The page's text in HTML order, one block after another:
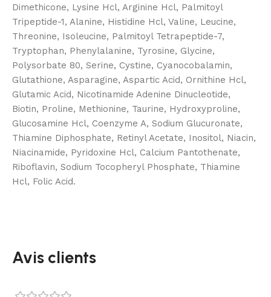
Dimethicone, Lysine Hcl, Arginine Hcl, Palmitoyl
Tripeptide-1, Alanine, Histidine Hcl, Valine, Leucine,
Threonine, Isoleucine, Palmitoyl Tetrapeptide-7,
Tryptophan, Phenylalanine, Tyrosine, Glycine,
Polysorbate 80, Serine, Cystine, Cyanocobalamin,
Glutathione, Asparagine, Aspartic Acid, Ornithine Hcl,
Glutamic Acid, Nicotinamide Adenine Dinucleotide,
Biotin, Proline, Methionine, Taurine, Hydroxyproline,
Glucosamine Hcl, Coenzyme A, Sodium Glucuronate,
Thiamine Diphosphate, Retinyl Acetate, Inositol, Niacin,
Niacinamide, Pyridoxine Hcl, Calcium Pantothenate,
Riboflavin, Sodium Tocopheryl Phosphate, Thiamine
Hcl, Folic Acid.
Avis clients